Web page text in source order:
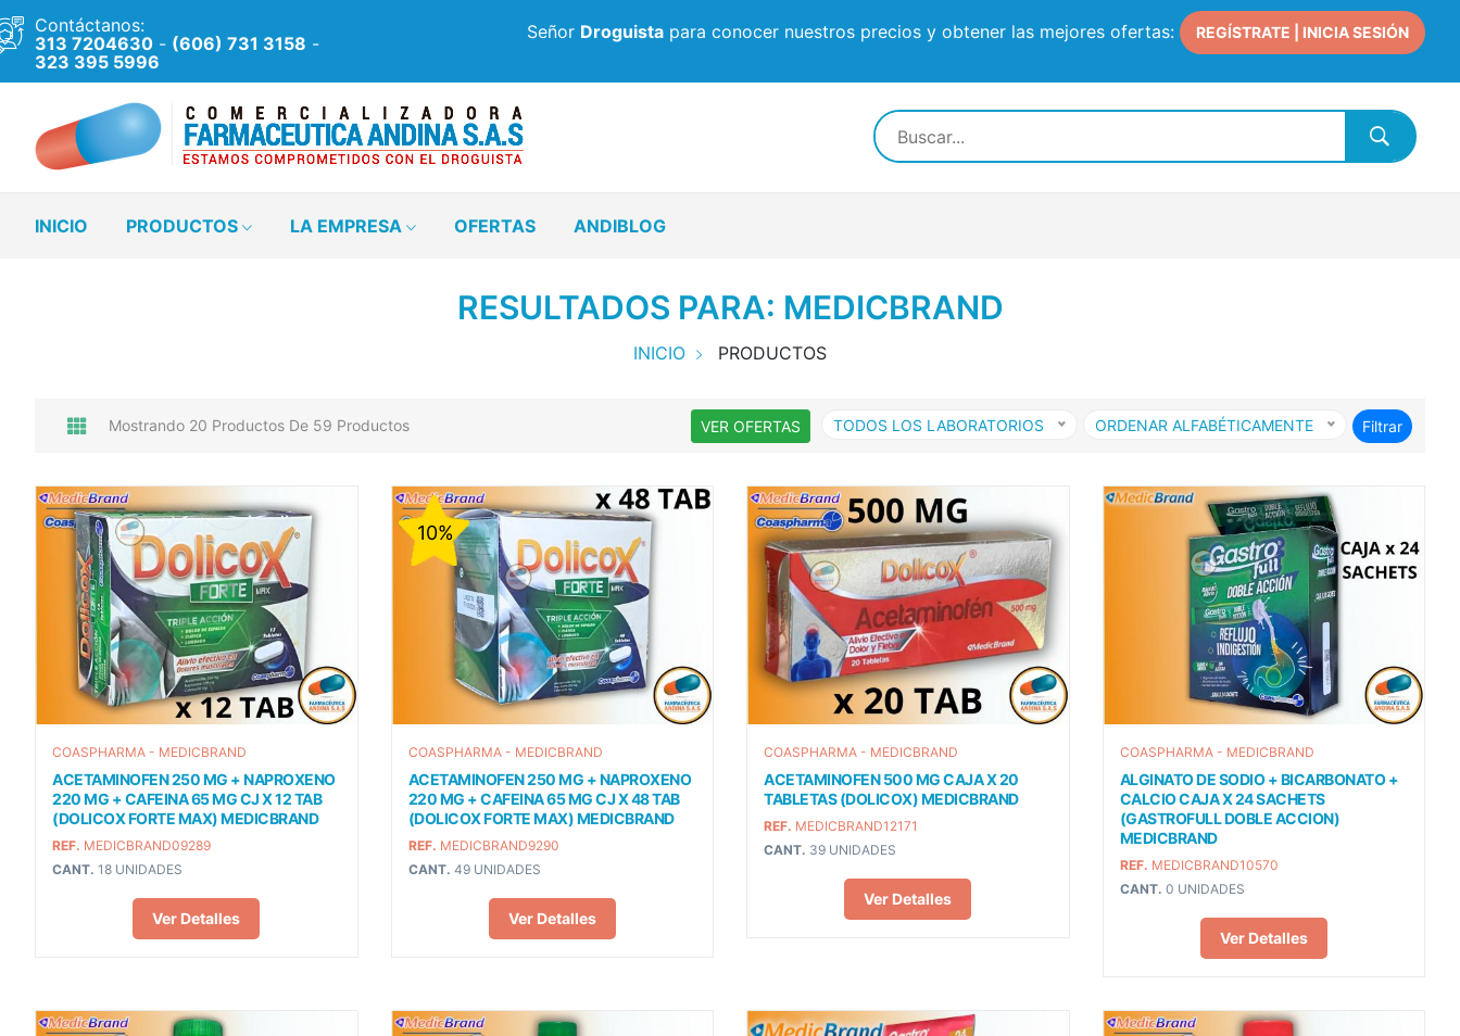
Contáctanos:
313 7204630 - (606) 731 3158 -
323 395 5996
Señor Droguista para conocer nuestros precios y obtener las mejores ofertas: REGÍSTRATE | INICIA SESIÓN
INICIO PRODUCTOS LA EMPRESA OFERTAS ANDIBLOG
RESULTADOS PARA: MEDICBRAND
INICIO PRODUCTOS
Mostrando 20 Productos De 59 Productos VER OFERTAS TODOS LOS LABORATORIOS ORDENAR ALFABÉTICAMENTE Filtrar
COASPHARMA - MEDICBRAND
ACETAMINOFEN 250 MG + NAPROXENO
220 MG + CAFEINA 65 MG CJ X 12 TAB
(DOLICOX FORTE MAX) MEDICBRAND
REF. MEDICBRAND09289
CANT. 18 UNIDADES
Ver Detalles
10%
COASPHARMA - MEDICBRAND
ACETAMINOFEN 250 MG + NAPROXENO
220 MG + CAFEINA 65 MG CJ X 48 TAB
(DOLICOX FORTE MAX) MEDICBRAND
REF. MEDICBRAND9290
CANT. 49 UNIDADES
Ver Detalles
COASPHARMA - MEDICBRAND
ACETAMINOFEN 500 MG CAJA X 20
TABLETAS (DOLICOX) MEDICBRAND
REF. MEDICBRAND12171
CANT. 39 UNIDADES
Ver Detalles
COASPHARMA - MEDICBRAND
ALGINATO DE SODIO + BICARBONATO +
CALCIO CAJA X 24 SACHETS
(GASTROFULL DOBLE ACCION)
MEDICBRAND
REF. MEDICBRAND10570
CANT. 0 UNIDADES
Ver Detalles